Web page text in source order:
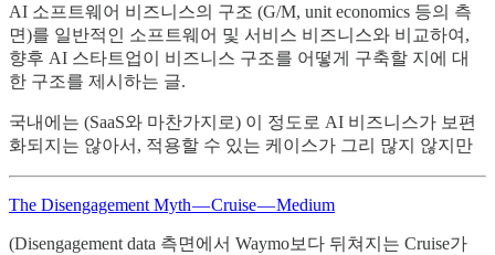
AI 소프트웨어 비즈니스의 구조 (G/M, unit economics 등의 측
면)를 일반적인 소프트웨어 및 서비스 비즈니스와 비교하여,
향후 AI 스타트업이 비즈니스 구조를 어떻게 구축할 지에 대
한 구조를 제시하는 글.
국내에는 (SaaS와 마찬가지로) 이 정도로 AI 비즈니스가 보편
화되지는 않아서, 적용할 수 있는 케이스가 그리 많지 않지만
The Disengagement Myth — Cruise — Medium
(Disengagement data 측면에서 Waymo보다 뒤쳐지는 Cruise가